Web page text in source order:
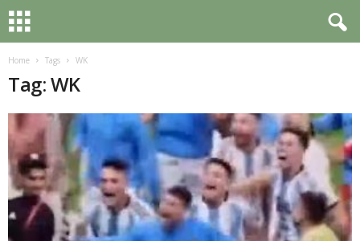
Home Tags WK
Tag: WK